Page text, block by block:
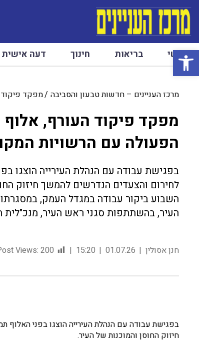
פתח סרגל נגישות
ראשי בריאות חינוך דעה אישית
מרכז העניינים – חדשות טבעון והסביבה מפקד פיקוד
מפקד פיקוד העורף,
הפעולה עם הרשויות
בפגישת עבודה עם הנהלת העירייה הוצגו
לחירום והצעדים הנדרשים להמשך חיזוק
השבוע ביקור עבודה במגדל העמק,
העיר, בהשתתפות סגני ראש העיר, מנכ"לית
חנן אסולין 01.07.26
15:20
Views: 200
בפגישת עבודה עם הנהלת העירייה הוצגו בפני האלוף
חיזוק החוסן והמוכנות של העיר.